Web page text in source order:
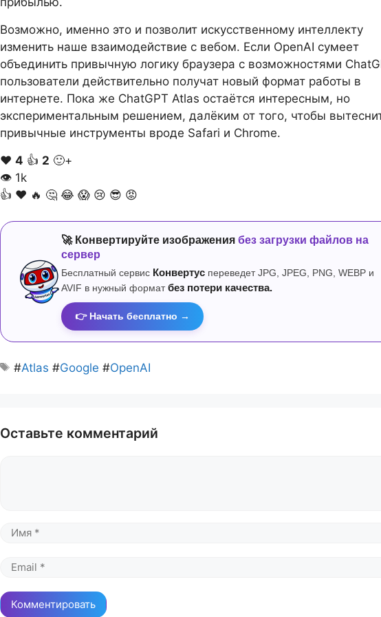
Возможно, именно это и позволит искусственному интеллекту
изменить наше взаимодействие с вебом. Если OpenAI сумеет
объединить привычную логику браузера с возможностями
пользователи действительно получат новый формат работы в
интернете. Пока же ChatGPT Atlas остаётся интересным, но
экспериментальным решением, далёким от того, чтобы
привычные инструменты вроде Safari и Chrome.
❤️ 4 👍 2 🙂+
👁 1k
👍 ❤️ 🔥 🤔 😂 😱 😢 😎 😡
🚀 Конвертируйте изображения без загрузки файлов на
сервер
Бесплатный сервис Конвертус переведет JPG, JPEG, PNG, WEBP и
AVIF в нужный формат без потери качества.
👉 Начать бесплатно →
#Atlas #Google #OpenAI
Оставьте комментарий
Имя
Email